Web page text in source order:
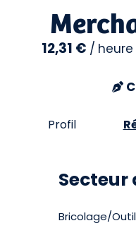
12,31 € / heure
Profil
Bricolage/